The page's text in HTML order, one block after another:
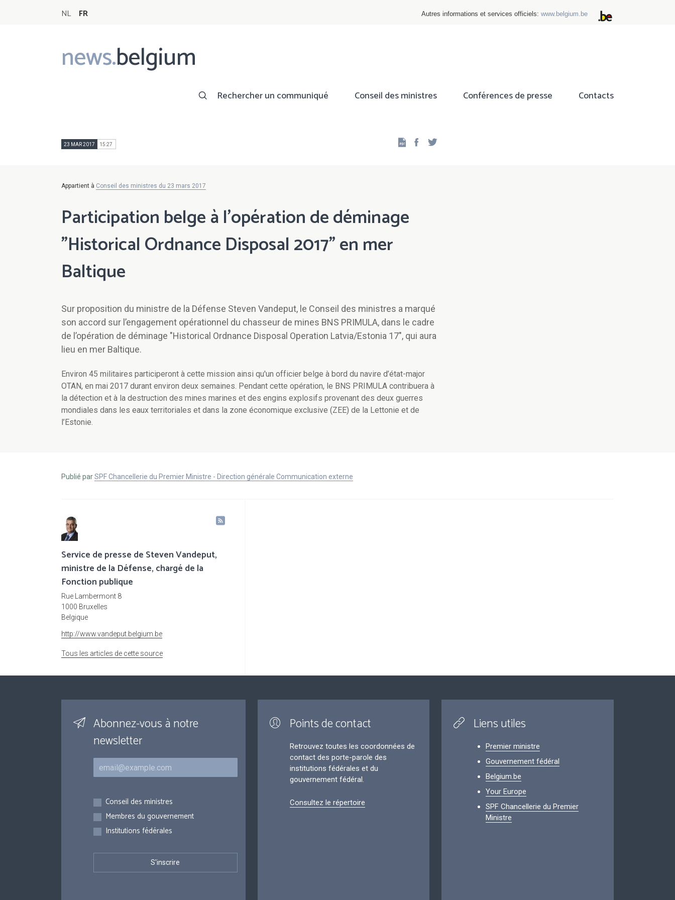
NL FR Autres informations et services officiels: www.belgium.be
news.belgium
Main
navigation
Rechercher un communiqué Conseil des ministres Conférences de presse Contacts
23 MAR 2017 15:27 Facebook
Appartient à Conseil des ministres du 23 mars 2017
Participation belge à l'opération de déminage
"Historical Ordnance Disposal 2017" en mer
Baltique
Sur proposition du ministre de la Défense Steven Vandeput, le Conseil des ministres a marqué
son accord sur l’engagement opérationnel du chasseur de mines BNS PRIMULA, dans le cadre
de l’opération de déminage "Historical Ordnance Disposal Operation Latvia/Estonia 17", qui aura
lieu en mer Baltique.
Environ 45 militaires participeront à cette mission ainsi qu'un officier belge à bord du navire d’état-major
OTAN, en mai 2017 durant environ deux semaines. Pendant cette opération, le BNS PRIMULA contribuera à
la détection et à la destruction des mines marines et des engins explosifs provenant des deux guerres
mondiales dans les eaux territoriales et dans la zone économique exclusive (ZEE) de la Lettonie et de
l’Estonie.
Publié parSPF Chancellerie du Premier Ministre - Direction générale Communication externe
Service de presse de Steven Vandeput,
ministre de la Défense, chargé de la
Fonction publique
Rue Lambermont 8
1000 Bruxelles
Belgique
http://www.vandeput.belgium.be
Tous les articles de cette source
Abonnez-vous à notre
newsletter
Courriel
Inscriptions
Conseil des ministres
Membres du gouvernement
Institutions fédérales
Points de contact
Retrouvez toutes les coordonnées de
contact des porte-parole des
institutions fédérales et du
gouvernement fédéral.
Consultez le répertoire
Liens utiles
Premier ministre
Gouvernement fédéral
Belgium.be
Your Europe
SPF Chancellerie du Premier
Ministre